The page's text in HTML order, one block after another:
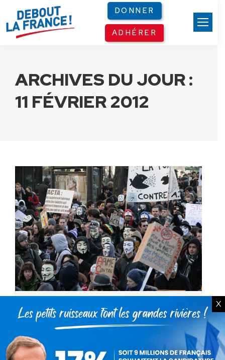
DONNER
ADHÉRER
ARCHIVES DU JOUR :
11 FÉVRIER 2012
Nicolas Dupont-Aignan
manifeste contre l’ACTA
Non classé
11 février 2012
X
Panneau de gestion des cookies